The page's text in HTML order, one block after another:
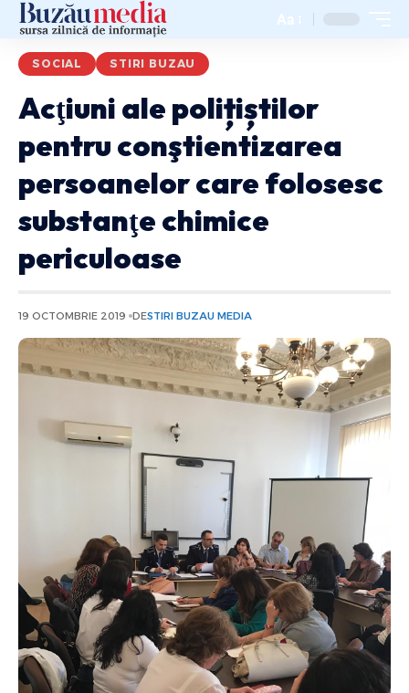
Aa
SOCIAL STIRI BUZAU
Acţiuni ale polițiștilor
pentru conştientizarea
persoanelor care folosesc
substanţe chimice
periculoase
19 OCTOMBRIE 2019 DESTIRI BUZAU MEDIA